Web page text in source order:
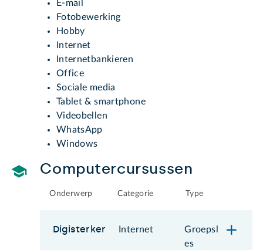
E-mail
Fotobewerking
Hobby
Internet
Internetbankieren
Office
Sociale media
Tablet & smartphone
Videobellen
WhatsApp
Windows
Computercursussen
Onderwerp Categorie Type
Digisterker Internet
Groepsl
es